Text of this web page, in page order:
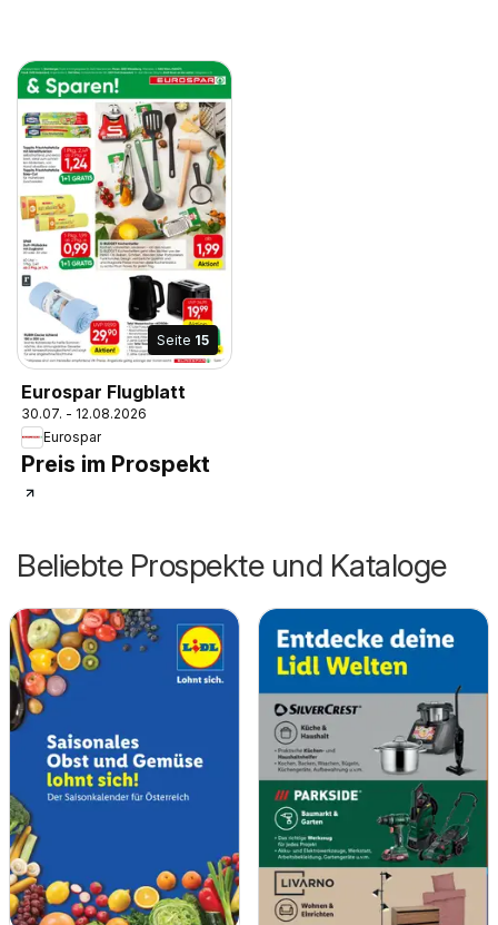
Seite 15
Eurospar Flugblatt
30.07. - 12.08.2026
Eurospar
Preis im Prospekt
Beliebte Prospekte und Kataloge